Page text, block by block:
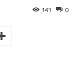
0
141